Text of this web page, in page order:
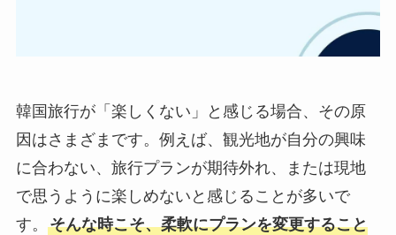
韓国旅行が「楽しくない」と感じる場合、その原
因はさまざまです。例えば、観光地が自分の興味
に合わない、旅行プランが期待外れ、または現地
で思うように楽しめないと感じることが多いで
す。 そんな時こそ、柔軟にプランを変更すること